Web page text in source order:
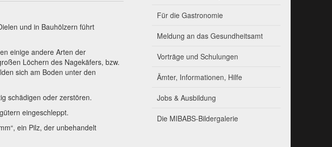
und in Bauhölzern führt
einige andere Arten der
Löchern des Nagekäfers, bzw.
sich am Boden unter den
schädigen oder zerstören.
eingeschleppt.
ein Pilz, der unbehandelt
Für die Gastronomie
Meldung an das Gesundheitsamt
Vorträge und Schulungen
Ämter, Informationen, Hilfe
Jobs & Ausbildung
Die MIBABS-Bildergalerie